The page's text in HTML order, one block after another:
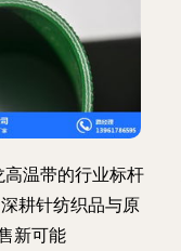
温带的行业标杆
耕针纺织品与原
新可能